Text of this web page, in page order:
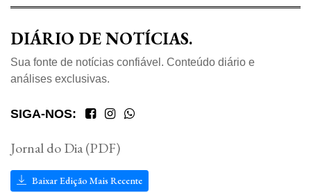
DIÁRIO DE NOTÍCIAS.
Sua fonte de notícias confiável. Conteúdo diário e
análises exclusivas.
SIGA-NOS:
Jornal do Dia (PDF)
Baixar Edição Mais Recente